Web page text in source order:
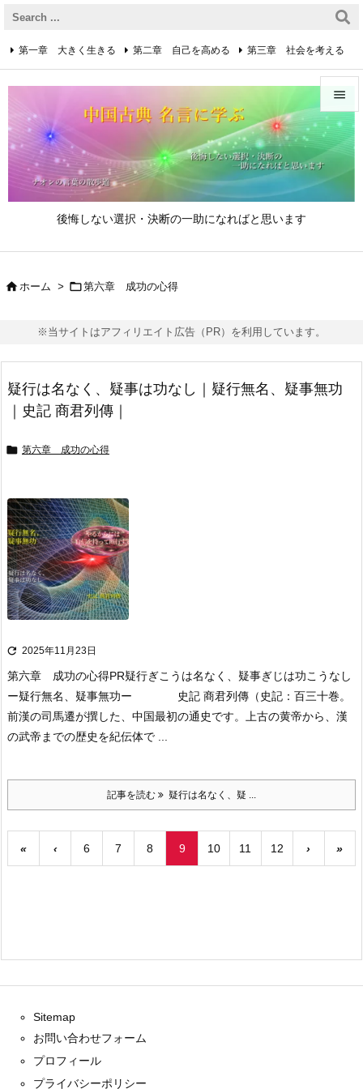
後悔しない選択・決断の一助になればと思います


メニュ

第一章 大きく生きる 第二章 自己を高める 第三章 社会を考える
第四章 着実に生きる 第五章 逆境を乗り越えるための心得
第六章 成功の心得 第七章 人と接するための心得
第八章 リーダーの心得
 ホーム > 第六章 成功の心得
※当サイトはアフィリエイト広告（PR）を利用しています。
疑行は名なく、疑事は功なし｜疑行無名、疑事無功
｜史記 商君列傳｜
 第六章 成功の心得
 2025年11月23日
第六章 成功の心得PR疑行ぎこうは名なく、疑事ぎじは功こうなし
ー疑行無名、疑事無功ー 史記 商君列傳 （史記：百三十巻。
前漢の司馬遷が撰した、中国最初の通史です。上古の黄帝から、漢
の武帝までの歴史を紀伝体で ...
記事を読む 疑行は名なく、疑 ...
« ‹ 6 7 8 9 10 11 12 › »
Sitemap
お問い合わせフォーム
プロフィール
プライバシーポリシー